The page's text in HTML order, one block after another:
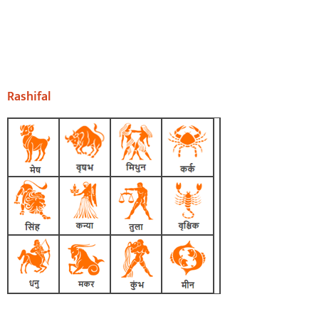
Rashifal